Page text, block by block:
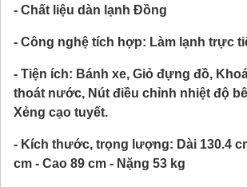
- Chất liệu dàn lạnh Đồng
- Công nghệ tích hợp: Làm lạnh trực
- Tiện ích: Bánh xe, Giỏ đựng đồ,
thoát nước, Nút điều chỉnh nhiệt độ
Xẻng cạo tuyết.
- Kích thước, trọng lượng: Dài 130.4
cm - Cao 89 cm - Nặng 53 kg